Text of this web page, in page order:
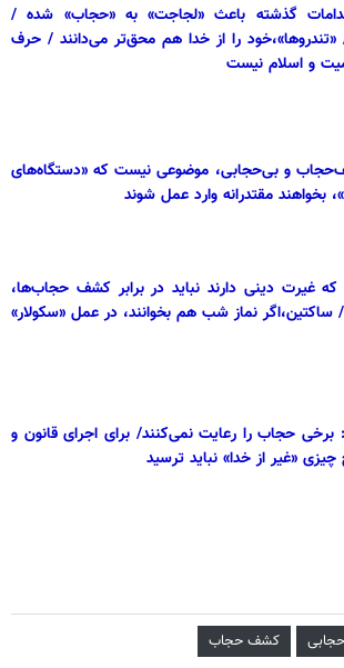
گذشته باعث «لجاجت» به «حجاب» شده /
را از خدا هم محق‌تر می‌دانند / حرف
و اسلام نیست
و بی‌حجابی، موضوعی نیست که «دستگاه‌های
بخواهند مقتدرانه وارد عمل شوند
غیرت دینی دارند نباید در برابر کشف حجاب‌ها،
نماز شب هم بخوانند، در عمل «سکولار»
حجاب را رعایت نمی‌کنند/ برای اجرای قانون و
«غیر از خدا» نباید ترسید
کشف حجاب